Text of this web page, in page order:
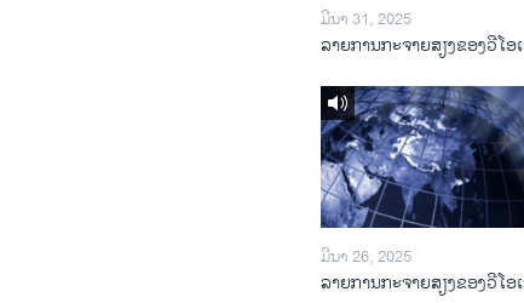
ມີນາ 31, 2025
ລາຍການກະຈາຍສຽງຂອງວີໂອ
ມີນາ 26, 2025
ລາຍການກະຈາຍສຽງຂອງວີໂອ